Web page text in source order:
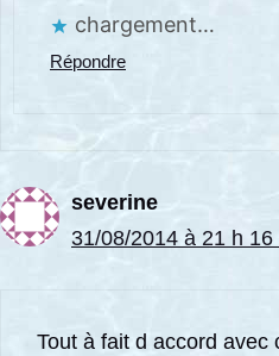
chargement…
Répondre
severine
31/08/2014 à 21 h 16
Tout à fait d accord avec